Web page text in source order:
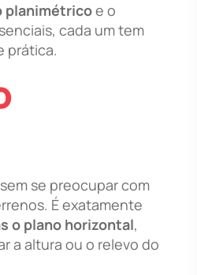
planimétricoe o
cada um tem
prática.
se preocupar com
É exatamente
o plano horizontal,
a altura ou o relevo do